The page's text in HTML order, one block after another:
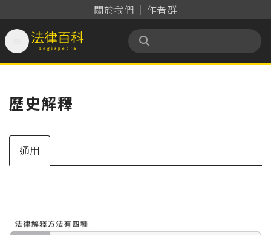
關於我們 作者群
法律百科 Legispedia
歷史解釋
通用